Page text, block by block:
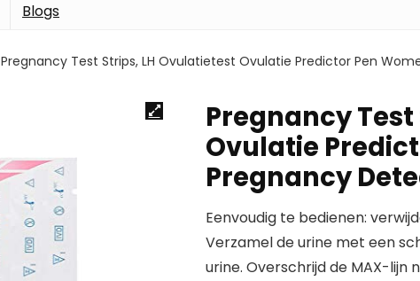
Blogs
Pregnancy Test Strips, LH Ovulatietest Ovulatie Predictor Pen
Pregnancy
Ovulatie
Pregnancy
Eenvoudig te bedienen:
Verzamel de urine met een
urine. Overschrijd de MAX-lijn